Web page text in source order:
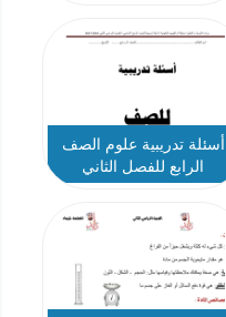
أسئلة تدريبية علوم الصف
الرابع للفصل الثاني